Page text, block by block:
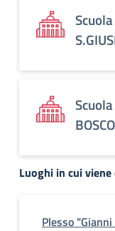
Luoghi in cui
Plesso